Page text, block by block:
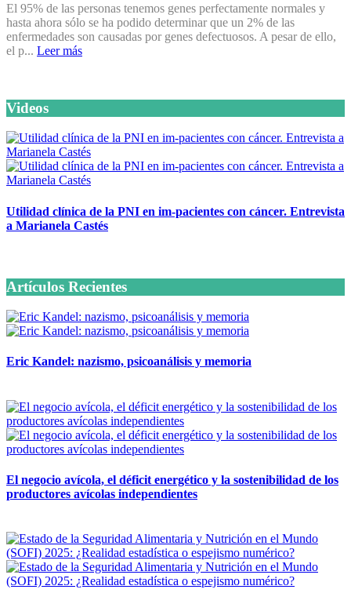
El 95% de las personas tenemos genes perfectamente normales y
hasta ahora sólo se ha podido determinar que un 2% de las
enfermedades son causadas por genes defectuosos. A pesar de ello,
el p... Leer más
Videos
Utilidad clínica de la PNI en im-pacientes con cáncer. Entrevista
a Marianela Castés
Artículos Recientes
Eric Kandel: nazismo, psicoanálisis y memoria
El negocio avícola, el déficit energético y la sostenibilidad de los
productores avícolas independientes